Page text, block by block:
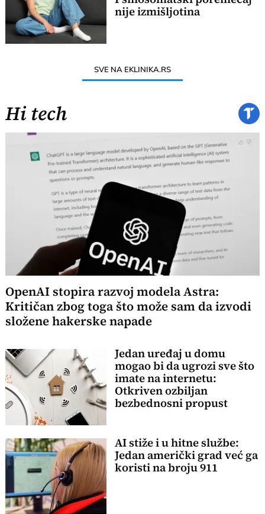
nije izmišljotina
SVE NA EKLINIKA.RS
Hi tech
OpenAI stopira razvoj modela Astra:
Kritičan zbog toga što može sam da izvodi
složene hakerske napade
Jedan uređaj u domu
mogao bi da ugrozi sve što
imate na internetu:
Otkriven ozbiljan
bezbednosni propust
AI stiže i u hitne službe:
Jedan američki grad već ga
koristi na broju 911